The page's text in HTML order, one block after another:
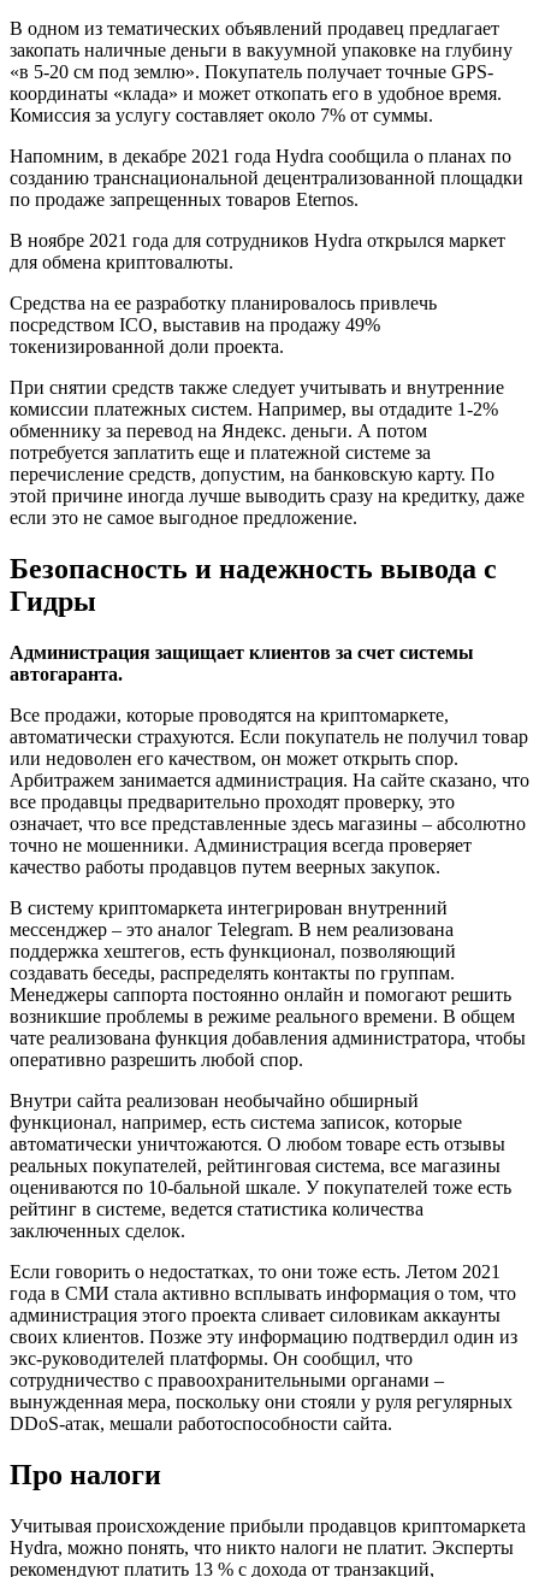
В одном из тематических объявлений продавец предлагает
закопать наличные деньги в вакуумной упаковке на глубину
«в 5-20 см под землю». Покупатель получает точные GPS-
координаты «клада» и может откопать его в удобное время.
Комиссия за услугу составляет около 7% от суммы.
Напомним, в декабре 2021 года Hydra сообщила о планах по
созданию транснациональной децентрализованной площадки
по продаже запрещенных товаров Eternos.
В ноябре 2021 года для сотрудников Hydra открылся маркет
для обмена криптовалюты.
Средства на ее разработку планировалось привлечь
посредством ICO, выставив на продажу 49%
токенизированной доли проекта.
При снятии средств также следует учитывать и внутренние
комиссии платежных систем. Например, вы отдадите 1-2%
обменнику за перевод на Яндекс. деньги. А потом
потребуется заплатить еще и платежной системе за
перечисление средств, допустим, на банковскую карту. По
этой причине иногда лучше выводить сразу на кредитку, даже
если это не самое выгодное предложение.
Безопасность и надежность вывода с
Гидры
Администрация защищает клиентов за счет системы
автогаранта.
Все продажи, которые проводятся на криптомаркете,
автоматически страхуются. Если покупатель не получил товар
или недоволен его качеством, он может открыть спор.
Арбитражем занимается администрация. На сайте сказано, что
все продавцы предварительно проходят проверку, это
означает, что все представленные здесь магазины – абсолютно
точно не мошенники. Администрация всегда проверяет
качество работы продавцов путем веерных закупок.
В систему криптомаркета интегрирован внутренний
мессенджер – это аналог Telegram. В нем реализована
поддержка хештегов, есть функционал, позволяющий
создавать беседы, распределять контакты по группам.
Менеджеры саппорта постоянно онлайн и помогают решить
возникшие проблемы в режиме реального времени. В общем
чате реализована функция добавления администратора, чтобы
оперативно разрешить любой спор.
Внутри сайта реализован необычайно обширный
функционал, например, есть система записок, которые
автоматически уничтожаются. О любом товаре есть отзывы
реальных покупателей, рейтинговая система, все магазины
оцениваются по 10-бальной шкале. У покупателей тоже есть
рейтинг в системе, ведется статистика количества
заключенных сделок.
Если говорить о недостатках, то они тоже есть. Летом 2021
года в СМИ стала активно всплывать информация о том, что
администрация этого проекта сливает силовикам аккаунты
своих клиентов. Позже эту информацию подтвердил один из
экс-руководителей платформы. Он сообщил, что
сотрудничество с правоохранительными органами –
вынужденная мера, поскольку они стояли у руля регулярных
DDoS-атак, мешали работоспособности сайта.
Про налоги
Учитывая происхождение прибыли продавцов криптомаркета
Hydra, можно понять, что никто налоги не платит. Эксперты
рекомендуют платить 13 % с дохода от транзакций,